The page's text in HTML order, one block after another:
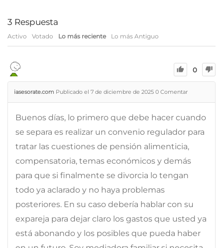
3 Respuesta
Activo Votado Lo más reciente Lo más Antiguo
0
iasesorate.com Publicado el 7 de diciembre de 2025 0 Comentar
Buenos días, lo primero que debe hacer cuando
se separa es realizar un convenio regulador para
tratar las cuestiones de pensión alimenticia,
compensatoria, temas económicos y demás
para que si finalmente se divorcia lo tengan
todo ya aclarado y no haya problemas
posteriores. En su caso debería hablar con su
expareja para dejar claro los gastos que usted ya
está abonando y los posibles que pueda haber